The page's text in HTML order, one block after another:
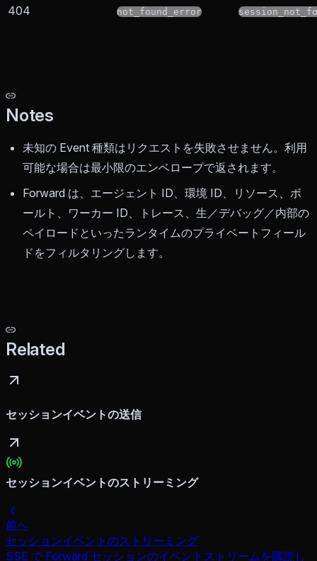
404 not_found_error
Notes
未知の Event 種類はリクエストを失敗させません。利用
可能な場合は最小限のエンベロープで返されます。
Forward は、エージェント ID、環境 ID、リソース、ボ
ールト、ワーカー ID、トレース、生／デバッグ／内部の
ペイロードといったランタイムのプライベートフィール
ドをフィルタリングします。
Related
セッションイベントの送信
セッションイベントのストリーミング
前へ
セッションイベントのストリーミング
SSE で Forward セッションのイベントストリームを購読し